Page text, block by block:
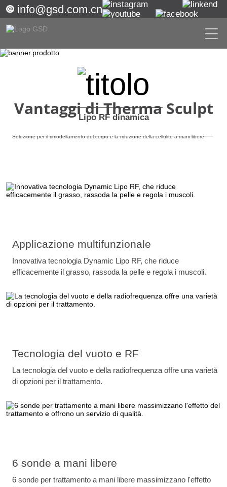
info@gsd.com.cn
Lipo RF dinamica
Soluzione per il rimodellamento del corpo e la riduzione della cellulite a mani libere
Vantaggi di Therma Sculpt
Applicazione multifunzionale
Innovativa tecnologia Dynamic Lipo RF, che riduce
efficacemente il grasso, rassoda la pelle e regola i muscoli.
Tecnologia del vuoto e RF
La tecnologia del vuoto e della radiofrequenza offre una varietà
di opzioni per il trattamento.
6 sonde a mani libere
6 sonde per trattamento a mani libere massimizzano l'effetto